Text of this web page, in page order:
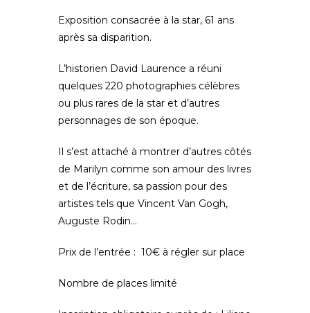
Exposition consacrée à la star, 61 ans
après sa disparition.
L’historien David Laurence a réuni
quelques 220 photographies célèbres
ou plus rares de la star et d’autres
personnages de son époque.
Il s’est attaché à montrer d’autres côtés
de Marilyn comme son amour des livres
et de l’écriture, sa passion pour des
artistes tels que Vincent Van Gogh,
Auguste Rodin…
Prix de l’entrée : 10€ à régler sur place
Nombre de places limité